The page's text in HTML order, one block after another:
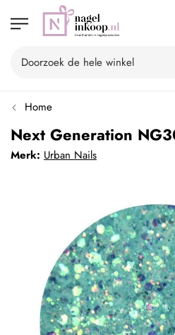
Home
Next Generation
Merk: Urban Nails